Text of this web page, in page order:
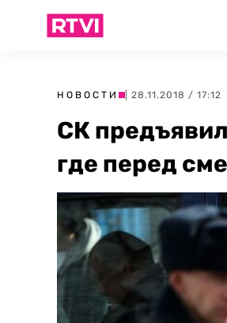
НОВОСТИ | 28.11.2018 / 17:12
СК
где перед